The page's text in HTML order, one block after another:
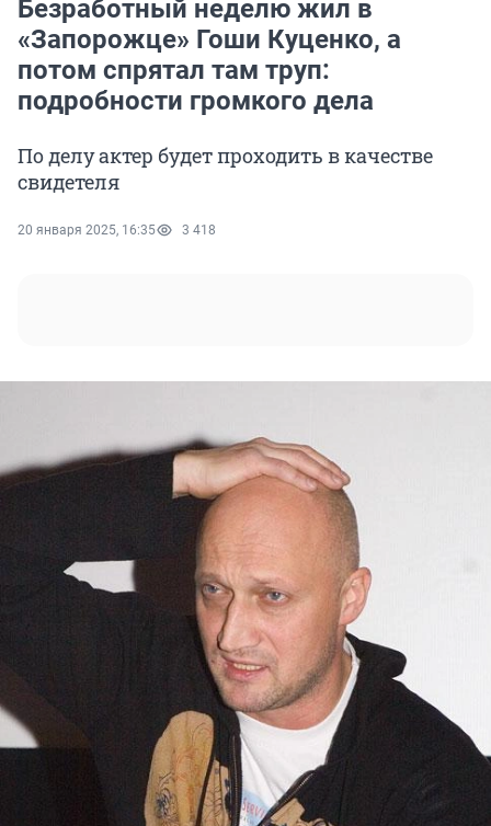
Безработный неделю жил в
«Запорожце» Гоши Куценко, а
потом спрятал там труп:
подробности громкого дела
По делу актер будет проходить в качестве
свидетеля
20 января 2025, 16:35 3 418